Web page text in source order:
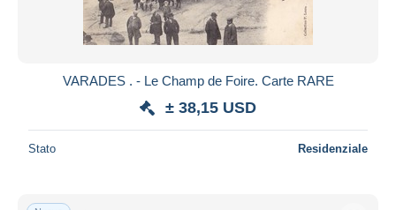
VARADES . - Le Champ de Foire. Carte RARE
± 38,15 USD
Stato Residenziale